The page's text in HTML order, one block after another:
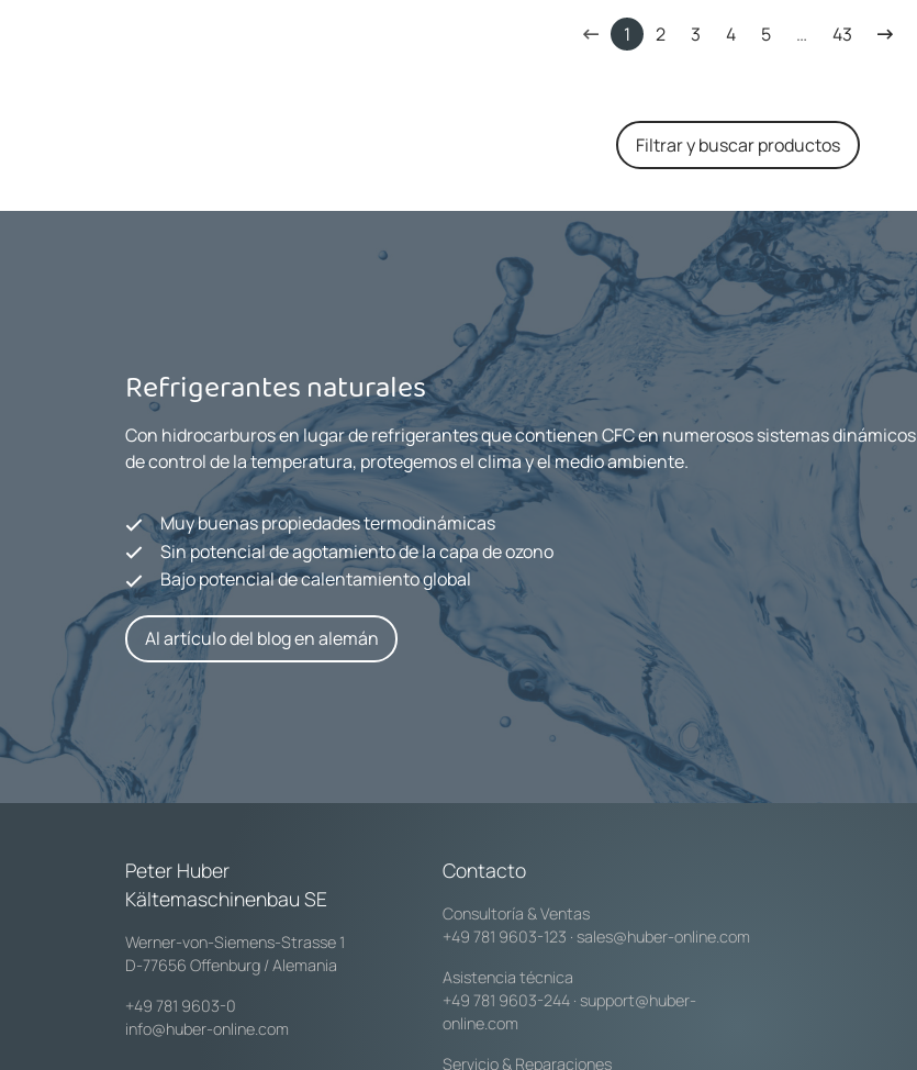
1 2 3 4 5 … 43
Filtrar y buscar productos
Refrigerantes naturales
Con hidrocarburos en lugar de refrigerantes que contienen CFC en numerosos sistemas dinámicos
de control de la temperatura, protegemos el clima y el medio ambiente.
Muy buenas propiedades termodinámicas
Sin potencial de agotamiento de la capa de ozono
Bajo potencial de calentamiento global
Al artículo del blog en alemán
Peter Huber
Kältemaschinenbau SE
Werner-von-Siemens-Strasse 1
D-77656 Offenburg / Alemania
+49 781 9603-0
info@huber-online.com
Contacto
Consultoría & Ventas
+49 781 9603-123 · sales@huber-online.com
Asistencia técnica
+49 781 9603-244 · support@huber-
online.com
Servicio & Reparaciones